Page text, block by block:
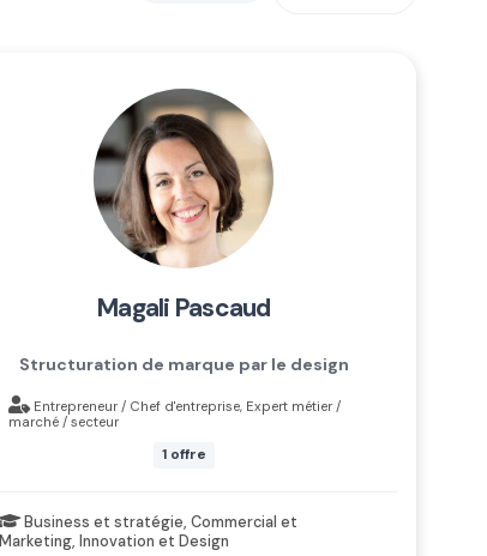
magali pascaud
Structuration de marque par le design
Entrepreneur / Chef d'entreprise, Expert métier /
marché / secteur
1 offre
Business et stratégie, Commercial et
Marketing, Innovation et Design